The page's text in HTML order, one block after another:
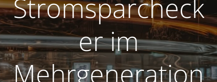
Stromsparcheck
er im
Mehrgeneration